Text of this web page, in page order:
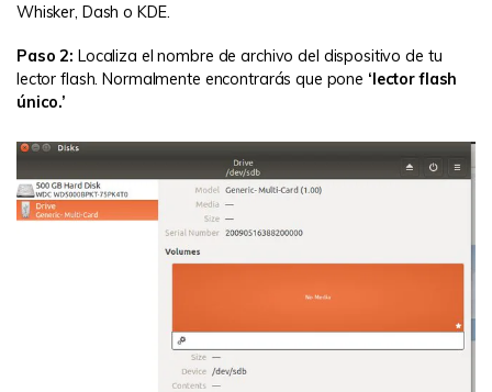
Whisker, Dash o KDE.
Paso 2: Localiza el nombre de archivo del dispositivo de tu
lector flash. Normalmente encontrarás que pone ‘lector flash
único.’